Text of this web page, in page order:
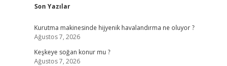
Sidebar
Son Yazılar
Kurutma makinesinde hijyenik havalandırma ne oluyor ?
Ağustos 7, 2026
Keşkeye soğan konur mu ?
Ağustos 7, 2026